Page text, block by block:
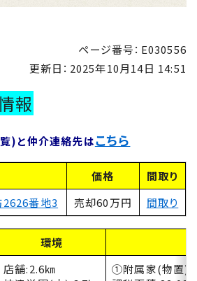
ページ番号：E030556
更新日： 2025年10月14日 14:51
報
)と仲介連絡先はこちら
価格
間取り
2626番地3
売却60万円 間取り
環境
店舗:2.6㎞
①附属家(物置)